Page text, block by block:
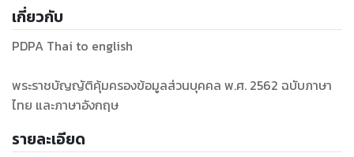
เกี่ยวกับ
PDPA Thai to english
พระราชบัญญัติคุ้มครองข้อมูลส่วนบุคคล พ.ศ. 2562 ฉบับภาษา
ไทย และภาษาอังกฤษ
รายละเอียด